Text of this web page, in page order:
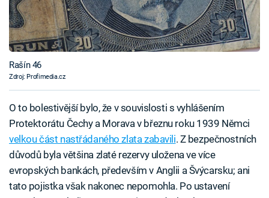
Rašín 46
Zdroj: Profimedia.cz
O to bolestivější bylo, že v souvislosti s vyhlášením
Protektorátu Čechy a Morava v březnu roku 1939 Němci
velkou část nastřádaného zlata zabavili. Z bezpečnostních
důvodů byla většina zlaté rezervy uložena ve více
evropských bankách, především v Anglii a Švýcarsku; ani
tato pojistka však nakonec nepomohla. Po ustavení